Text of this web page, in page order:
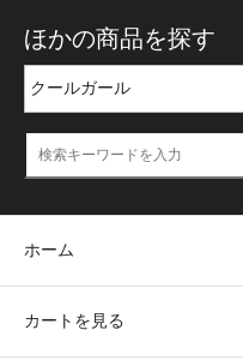
ほかの商品を探す
ホーム
カートを見る